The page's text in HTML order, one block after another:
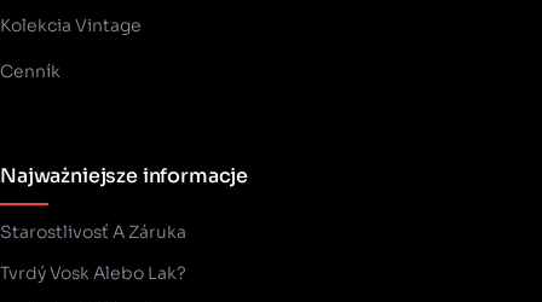
Kolekcia Vintage
Cenník
Najważniejsze informacje
Starostlivosť A Záruka
Tvrdý Vosk Alebo Lak?